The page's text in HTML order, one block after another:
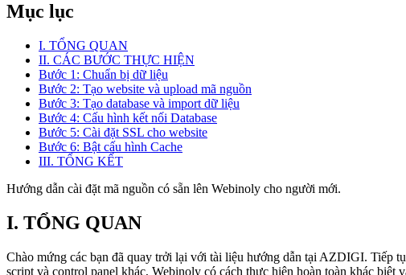
Mục lục
I. TỔNG QUAN
II. CÁC BƯỚC THỰC HIỆN
Bước 1: Chuẩn bị dữ liệu
Bước 2: Tạo website và upload mã nguồn
Bước 3: Tạo database và import dữ liệu
Bước 4: Cấu hình kết nối Database
Bước 5: Cài đặt SSL cho website
Bước 6: Bật cấu hình Cache
III. TỔNG KẾT
Hướng dẫn cài đặt mã nguồn có sẵn lên Webinoly cho người mới.
I. TỔNG QUAN
Chào mứng các bạn đã quay trởi lại với tài liệu hướng dẫn tại AZDIGI. Tiếp
script và control panel khác, Webinoly có cách thực hiện hoàn toàn khác biệt